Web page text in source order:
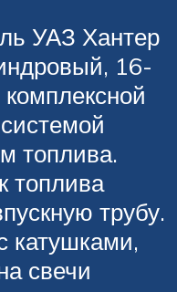
УАЗ Хантер
16-
топлива.
топлива
трубу.
катушками,
свечи